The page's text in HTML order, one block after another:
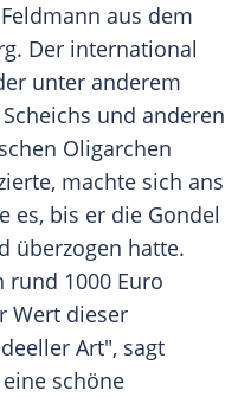
aus dem
. Der international
unter anderem
und anderen
Oligarchen
machte sich ans
es, bis er die Gondel
überzogen hatte.
rund 1000 Euro
Wert dieser
Art", sagt
schöne